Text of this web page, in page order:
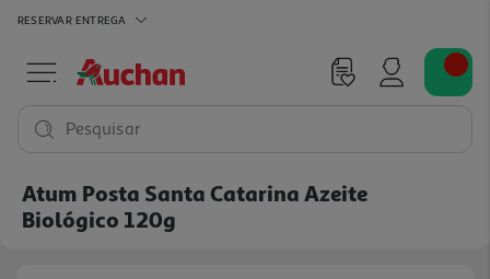
RESERVAR ENTREGA
Pesquisar
Atum Posta Santa Catarina Azeite
Biológico 120g